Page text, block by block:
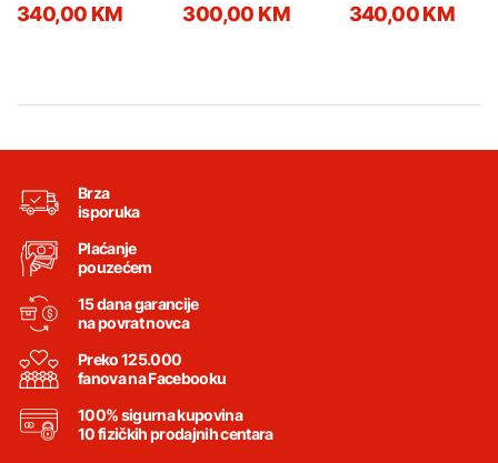
bravom lijeva
340,00 KM
bravom lijeva
300,00 KM
bravom desna
340,00 KM
Brza
isporuka
Plaćanje
pouzećem
15 dana garancije
na povrat novca
Preko 125.000
fanova na Facebooku
100% sigurna kupovina
10 fizičkih prodajnih centara